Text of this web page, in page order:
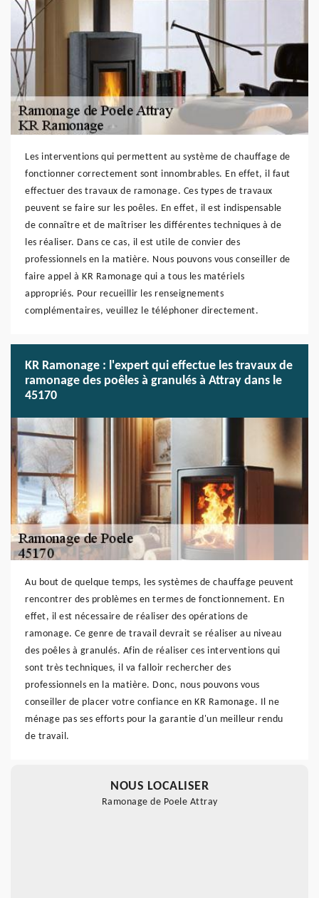
Les interventions qui permettent au système de chauffage de
fonctionner correctement sont innombrables. En effet, il faut
effectuer des travaux de ramonage. Ces types de travaux
peuvent se faire sur les poêles. En effet, il est indispensable
de connaître et de maîtriser les différentes techniques à de
les réaliser. Dans ce cas, il est utile de convier des
professionnels en la matière. Nous pouvons vous conseiller de
faire appel à KR Ramonage qui a tous les matériels
appropriés. Pour recueillir les renseignements
complémentaires, veuillez le téléphoner directement.
KR Ramonage : l'expert qui effectue les travaux de
ramonage des poêles à granulés à Attray dans le
45170
Au bout de quelque temps, les systèmes de chauffage peuvent
rencontrer des problèmes en termes de fonctionnement. En
effet, il est nécessaire de réaliser des opérations de
ramonage. Ce genre de travail devrait se réaliser au niveau
des poêles à granulés. Afin de réaliser ces interventions qui
sont très techniques, il va falloir rechercher des
professionnels en la matière. Donc, nous pouvons vous
conseiller de placer votre confiance en KR Ramonage. Il ne
ménage pas ses efforts pour la garantie d'un meilleur rendu
de travail.
NOUS LOCALISER
Ramonage de Poele Attray